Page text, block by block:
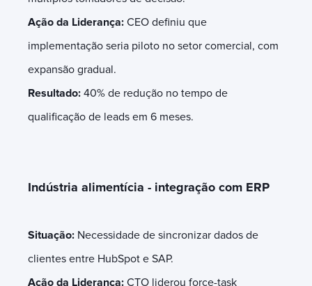
Ação da Liderança: CEO definiu que
implementação seria piloto no setor comercial, com
expansão gradual.
Resultado: 40% de redução no tempo de
qualificação de leads em 6 meses.
Indústria alimentícia - integração com ERP
Situação: Necessidade de sincronizar dados de
clientes entre HubSpot e SAP.
Ação da Liderança: CTO liderou force-task